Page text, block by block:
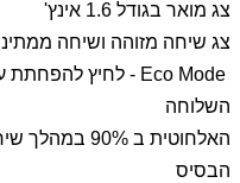
צג מואר בגודל 1.6 אינץ'
צג שיחה מזוהה ושיחה
Eco Mode - לחיץ להפחתת
השלוחה
האלחוטית ב
הבסיס